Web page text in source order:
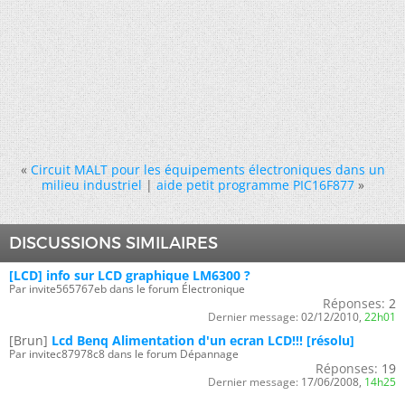
« Circuit MALT pour les équipements électroniques dans un
milieu industriel|aide petit programme PIC16F877 »
DISCUSSIONS SIMILAIRES
[LCD] info sur LCD graphique LM6300 ?
Par invite565767eb dans le forum Électronique
Réponses: 2
Dernier message: 02/12/2010, 22h01
[Brun] Lcd Benq Alimentation d'un ecran LCD!!! [résolu]
Par invitec87978c8 dans le forum Dépannage
Réponses: 19
Dernier message: 17/06/2008, 14h25